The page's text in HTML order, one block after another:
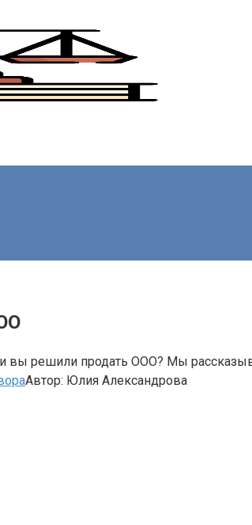
вы решили продать ООО? Мы
Автор: Юлия Александрова